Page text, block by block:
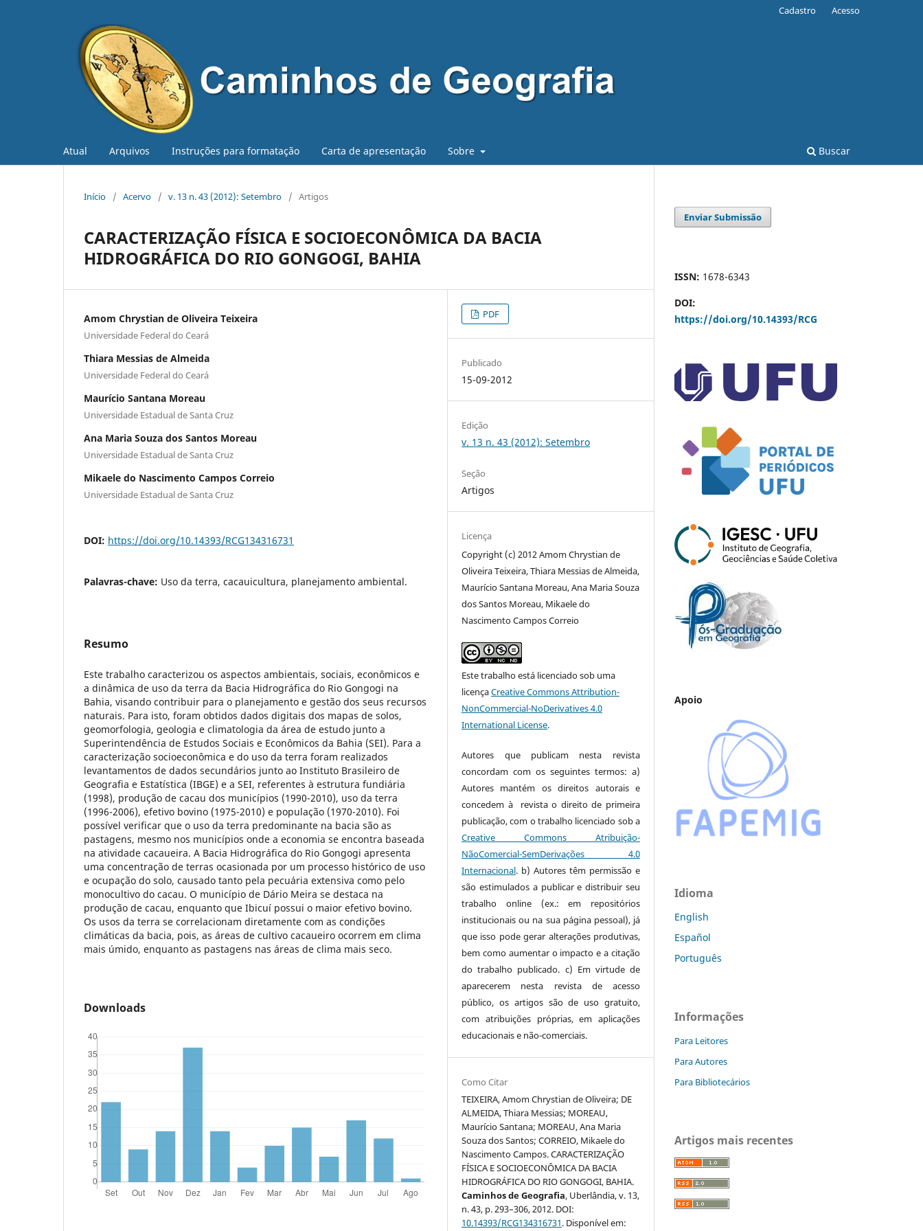
Atual Arquivos Instruções para formatação Carta de apresentação Sobre Buscar
Cadastro Acesso
Início / Acervo / v. 13 n. 43 (2012): Setembro / Artigos
CARACTERIZAÇÃO FÍSICA E SOCIOECONÔMICA DA BACIA
HIDROGRÁFICA DO RIO GONGOGI, BAHIA
Amom Chrystian de Oliveira Teixeira
Universidade Federal do Ceará
Thiara Messias de Almeida
Universidade Federal do Ceará
Maurício Santana Moreau
Universidade Estadual de Santa Cruz
Ana Maria Souza dos Santos Moreau
Universidade Estadual de Santa Cruz
Mikaele do Nascimento Campos Correio
Universidade Estadual de Santa Cruz
DOI: https://doi.org/10.14393/RCG134316731
Palavras-chave: Uso da terra, cacauicultura, planejamento ambiental.
Resumo
Este trabalho caracterizou os aspectos ambientais, sociais, econômicos e
a dinâmica de uso da terra da Bacia Hidrográfica do Rio Gongogi na
Bahia, visando contribuir para o planejamento e gestão dos seus recursos
naturais. Para isto, foram obtidos dados digitais dos mapas de solos,
geomorfologia, geologia e climatologia da área de estudo junto a
Superintendência de Estudos Sociais e Econômicos da Bahia (SEI). Para a
caracterização socioeconômica e do uso da terra foram realizados
levantamentos de dados secundários junto ao Instituto Brasileiro de
Geografia e Estatística (IBGE) e a SEI, referentes à estrutura fundiária
(1998), produção de cacau dos municípios (1990-2010), uso da terra
(1996-2006), efetivo bovino (1975-2010) e população (1970-2010). Foi
possível verificar que o uso da terra predominante na bacia são as
pastagens, mesmo nos municípios onde a economia se encontra baseada
na atividade cacaueira. A Bacia Hidrográfica do Rio Gongogi apresenta
uma concentração de terras ocasionada por um processo histórico de uso
e ocupação do solo, causado tanto pela pecuária extensiva como pelo
monocultivo do cacau. O município de Dário Meira se destaca na
produção de cacau, enquanto que Ibicuí possui o maior efetivo bovino.
Os usos da terra se correlacionam diretamente com as condições
climáticas da bacia, pois, as áreas de cultivo cacaueiro ocorrem em clima
mais úmido, enquanto as pastagens nas áreas de clima mais seco.
Downloads
PDF
Publicado
15-09-2012
Edição
v. 13 n. 43 (2012): Setembro
Seção
Artigos
Licença
Copyright (c) 2012 Amom Chrystian de
Oliveira Teixeira, Thiara Messias de Almeida,
Maurício Santana Moreau, Ana Maria Souza
dos Santos Moreau, Mikaele do
Nascimento Campos Correio
Este trabalho está licenciado sob uma
licençaCreative Commons Attribution-
NonCommercial-NoDerivatives 4.0
International License.
Autores que publicam nesta revista
concordam com os seguintes termos: a)
Autores mantém os direitos autorais e
concedem à revista o direito de primeira
publicação, com o trabalho licenciado sob a
Creative Commons Atribuição-
NãoComercial-SemDerivações 4.0
Internacional. b) Autores têm permissão e
são estimulados a publicar e distribuir seu
trabalho online (ex.: em repositórios
institucionais ou na sua página pessoal), já
que isso pode gerar alterações produtivas,
bem como aumentar o impacto e a citação
do trabalho publicado. c) Em virtude de
aparecerem nesta revista de acesso
público, os artigos são de uso gratuito,
com atribuições próprias, em aplicações
educacionais e não-comerciais.
Como Citar
TEIXEIRA, Amom Chrystian de Oliveira; DE
ALMEIDA, Thiara Messias; MOREAU,
Maurício Santana; MOREAU, Ana Maria
Souza dos Santos; CORREIO, Mikaele do
Nascimento Campos. CARACTERIZAÇÃO
FÍSICA E SOCIOECONÔMICA DA BACIA
HIDROGRÁFICA DO RIO GONGOGI, BAHIA.
Caminhos de Geografia, Uberlândia, v. 13,
n. 43, p. 293–306, 2012. DOI:
10.14393/RCG134316731. Disponível em:
Enviar Submissão
ISSN: 1678-6343
DOI:
https://doi.org/10.14393/RCG
Apoio
Idioma
English
Español
Português
Informações
Para Leitores
Para Autores
Para Bibliotecários
Artigos mais recentes